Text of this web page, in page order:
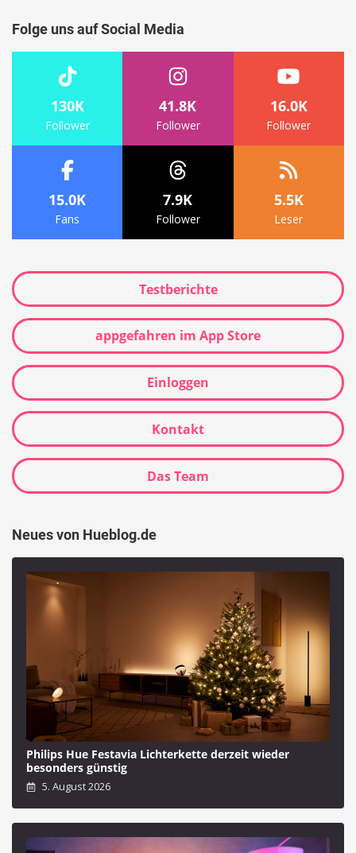
Folge uns auf Social Media
130K
Follower
41.8K
Follower
16.0K
Follower
15.0K
Fans
7.9K
Follower
5.5K
Leser
Testberichte
appgefahren im App Store
Einloggen
Kontakt
Das Team
Neues von Hueblog.de
Philips Hue Festavia Lichterkette derzeit wieder
besonders günstig
5. August 2026